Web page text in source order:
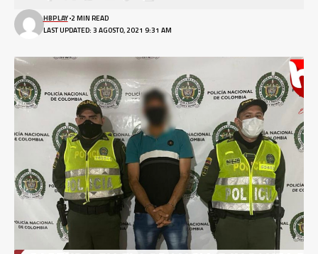
LAST UPDATED: 3 AGOSTO, 2021 9:31 AM
HBPLAY 2 MIN READ